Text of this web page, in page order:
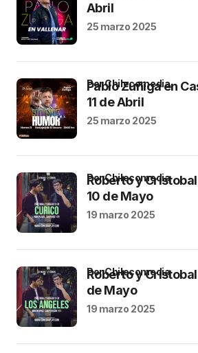
Abril
25 marzo 2025
Pablo Zuñiga en
11 de Abril
por Chilecomedia
25 marzo 2025
Roberto y
10 de Mayo
por Chilecomedia
19 marzo 2025
Roberto y
de Mayo
por Chilecomedia
19 marzo 2025